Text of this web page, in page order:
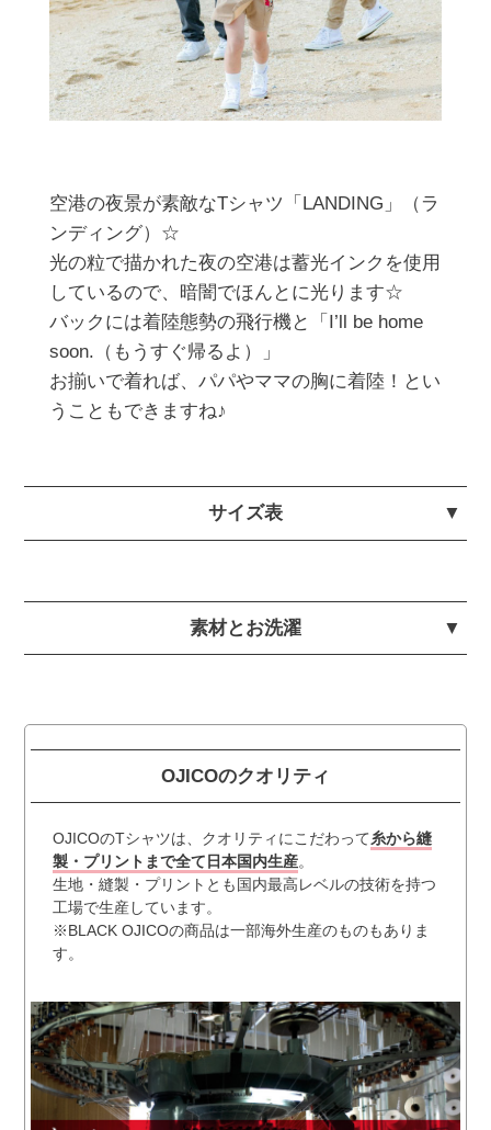
空港の夜景が素敵なTシャツ「LANDING」（ラ
ンディング）☆
光の粒で描かれた夜の空港は蓄光インクを使用
しているので、暗闇でほんとに光ります☆
バックには着陸態勢の飛行機と「I’ll be home
soon.（もうすぐ帰るよ）」
お揃いで着れば、パパやママの胸に着陸！とい
うこともできますね♪
サイズ表
素材とお洗濯
OJICOのクオリティ
OJICOのTシャツは、クオリティにこだわって糸から縫
製・プリントまで全て日本国内生産。
生地・縫製・プリントとも国内最高レベルの技術を持つ
工場で生産しています。
※BLACK OJICOの商品は一部海外生産のものもありま
す。